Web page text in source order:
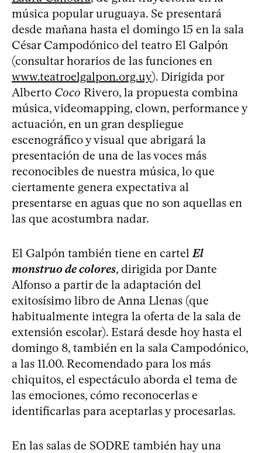
música popular uruguaya. Se presentará
desde mañana hasta el domingo 15 en la sala
César Campodónico del teatro El Galpón
(consultar horarios de las funciones en
www.teatroelgalpon.org.uy). Dirigida por
Alberto Coco Rivero, la propuesta combina
música, videomapping, clown, performance y
actuación, en un gran despliegue
escenográfico y visual que abrigará la
presentación de una de las voces más
reconocibles de nuestra música, lo que
ciertamente genera expectativa al
presentarse en aguas que no son aquellas en
las que acostumbra nadar.
El Galpón también tiene en cartel El
monstruo de colores, dirigida por Dante
Alfonso a partir de la adaptación del
exitosísimo libro de Anna Llenas (que
habitualmente integra la oferta de la sala de
extensión escolar). Estará desde hoy hasta el
domingo 8, también en la sala Campodónico,
a las 11.00. Recomendado para los más
chiquitos, el espectáculo aborda el tema de
las emociones, cómo reconocerlas e
identificarlas para aceptarlas y procesarlas.
En las salas de SODRE también hay una